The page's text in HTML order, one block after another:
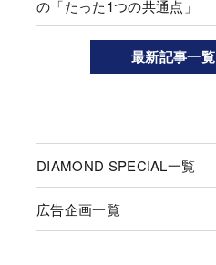
の「たった1つの共通点」
最新記事一覧
DIAMOND SPECIAL一覧
広告企画一覧